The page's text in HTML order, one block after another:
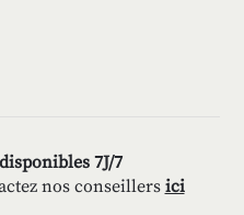
7J/7
nos conseillers ici